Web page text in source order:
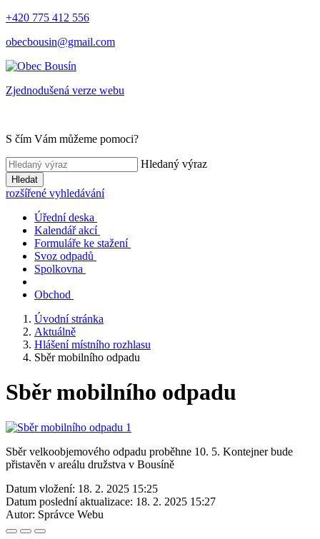
+420 775 412 556
obecbousin@gmail.com
Zjednodušená verze webu
S čím Vám můžeme pomoci?
Hledaný výraz
Hledat
rozšířené vyhledávání
Úřední deska
Kalendář akcí
Formuláře ke stažení
Svoz odpadů
Spolkovna
Obchod
Úvodní stránka
Aktuálně
Hlášení místního rozhlasu
Sběr mobilního odpadu
Sběr mobilního odpadu
Sběr velkoobjemového odpadu proběhne 10. 5. Kontejner bude
přistavěn v areálu družstva v Bousíně
Datum vložení: 18. 2. 2025 15:25
Datum poslední aktualizace: 18. 2. 2025 15:27
Autor: Správce Webu